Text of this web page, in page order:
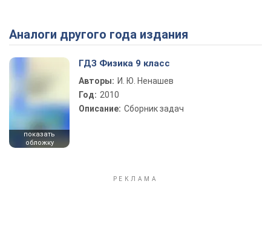
Play Video
Аналоги другого года издания
показать
обложку
ГДЗ Физика 9 класс
Авторы: И. Ю. Ненашев
Год: 2010
Описание: Сборник задач